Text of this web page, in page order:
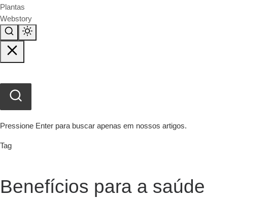
Plantas
Webstory
Pressione Enter para buscar apenas em nossos artigos.
Tag
Benefícios para a saúde